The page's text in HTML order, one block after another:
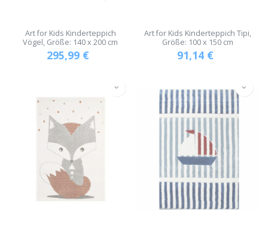
Art for Kids Kinderteppich
Vögel, Größe: 140 x 200 cm
295,99 €
Art for Kids Kinderteppich Tipi,
Größe: 100 x 150 cm
91,14 €